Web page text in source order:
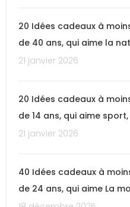
20 Idées cadeaux à
de 40 ans, qui aime la
21 janvier 2026
20 Idées cadeaux à
de 14 ans, qui aime
21 janvier 2026
40 Idées cadeaux à
de 24 ans, qui aime La